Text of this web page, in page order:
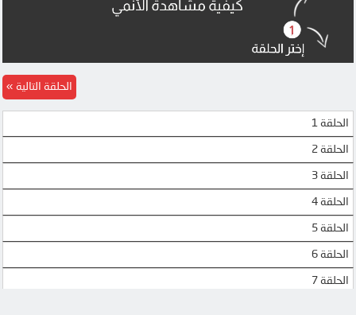
الحلقة 1
الحلقة 2
الحلقة 3
الحلقة 4
الحلقة 5
الحلقة 6
الحلقة 7
الحلقة التالية